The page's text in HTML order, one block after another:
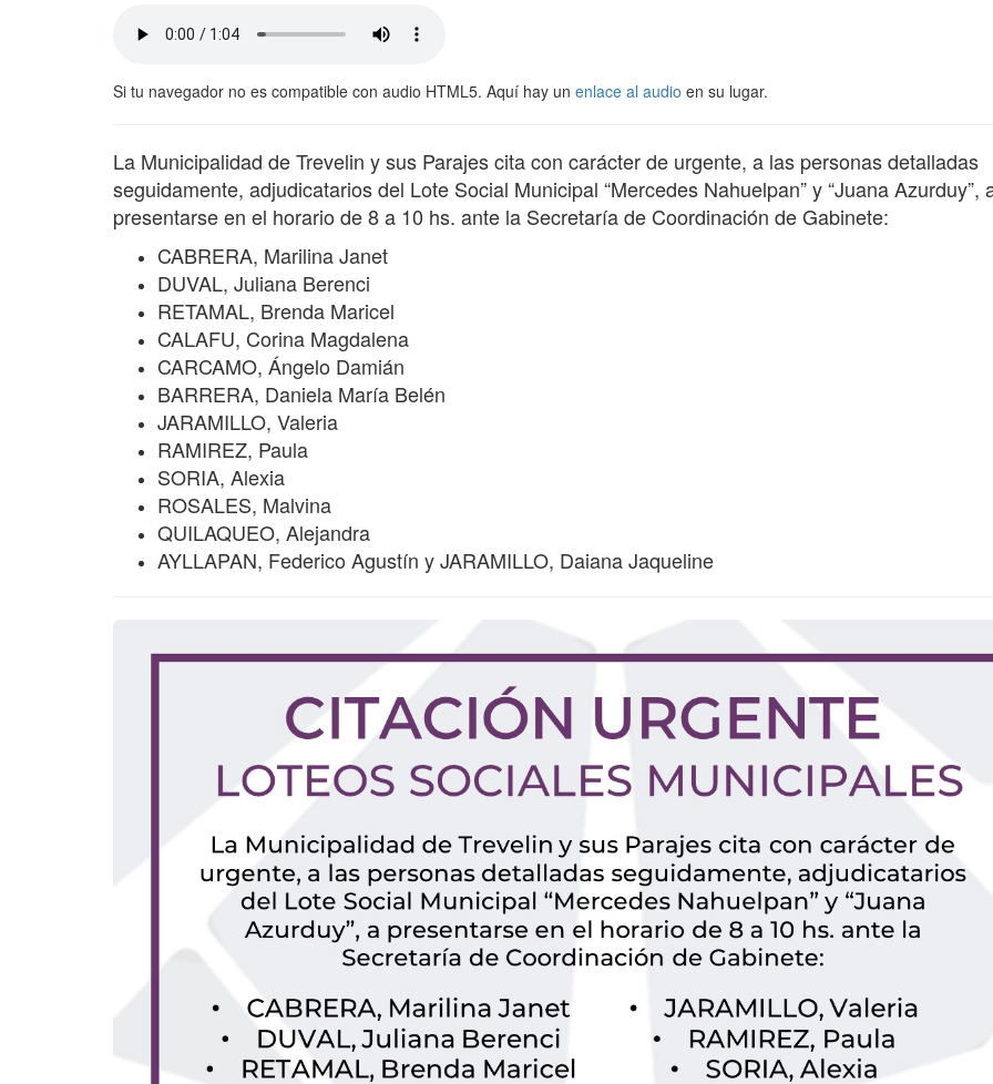
Si tu navegador no es compatible con audio HTML5. Aquí hay un enlace al audio en su lugar.
La Municipalidad de Trevelin y sus Parajes cita con carácter de urgente, a las personas detalladas
seguidamente, adjudicatarios del Lote Social Municipal “Mercedes Nahuelpan” y “Juana Azurduy”,
presentarse en el horario de 8 a 10 hs. ante la Secretaría de Coordinación de Gabinete:
CABRERA, Marilina Janet
DUVAL, Juliana Berenci
RETAMAL, Brenda Maricel
CALAFU, Corina Magdalena
CARCAMO, Ángelo Damián
BARRERA, Daniela María Belén
JARAMILLO, Valeria
RAMIREZ, Paula
SORIA, Alexia
ROSALES, Malvina
QUILAQUEO, Alejandra
AYLLAPAN, Federico Agustín y JARAMILLO, Daiana Jaqueline